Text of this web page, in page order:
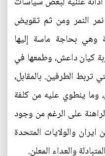
النمر ومن ثم تقويض
وهي بحاجة ماسة إليها
كيان داعش، وطمعها في
تربط الطرفين. بالمقابل،
وما ينطوي عليه من كلفة
على الرغم من وجود
ايران والولايات المتحدة
والعداء المعلن.